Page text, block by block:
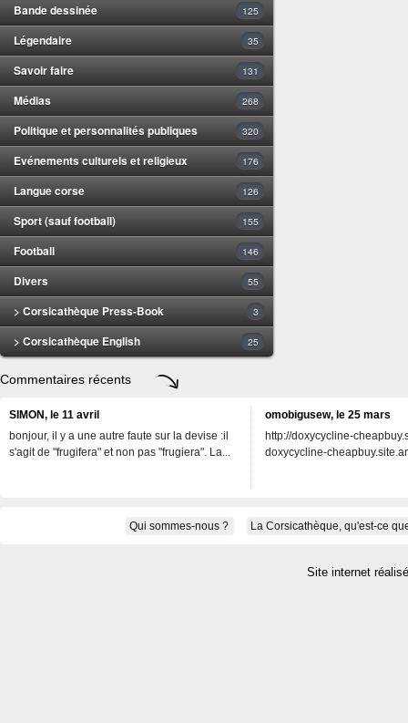
Bande dessinée 125
Légendaire 35
Savoir faire 131
Médias 268
Politique et personnalités publiques 320
Evénements culturels et religieux 176
Langue corse 126
Sport (sauf football) 155
Football 146
Divers 55
> Corsicathèque Press-Book 3
> Corsicathèque English 25
Commentaires récents
SIMON, le 11 avril
bonjour, il y a une autre faute sur la devise :il
s'agit de "frugifera" et non pas "frugiera". La...
omobigusew, le 25 mars
http://doxycycline-
doxycycline-
Qui sommes-nous ? La Corsicathèque, qu'est-ce
Site internet